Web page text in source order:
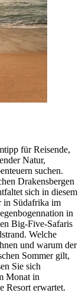
für Reisende,
Natur,
suchen.
Drakensbergen
sich in diesem
in Südafrika im
in
Big-Five-Safaris
Welche
und warum der
Sommer gilt,
Sie sich
Monat in
Resort erwartet.